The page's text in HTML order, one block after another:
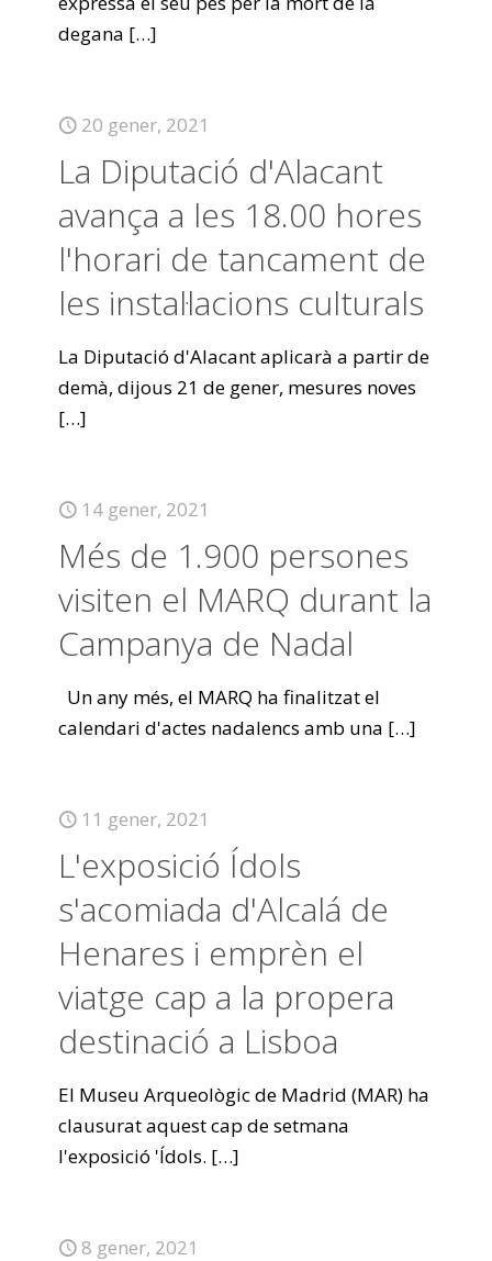
degana […]
20 gener, 2021
La Diputació d'Alacant
avança a les 18.00 hores
l'horari de tancament de
les instal·lacions culturals
La Diputació d'Alacant aplicarà a partir de
demà, dijous 21 de gener, mesures noves
[…]
14 gener, 2021
Més de 1.900 persones
visiten el MARQ durant la
Campanya de Nadal
Un any més, el MARQ ha finalitzat el
calendari d'actes nadalencs amb una […]
11 gener, 2021
L'exposició Ídols
s'acomiada d'Alcalá de
Henares i emprèn el
viatge cap a la propera
destinació a Lisboa
El Museu Arqueològic de Madrid (MAR) ha
clausurat aquest cap de setmana
l'exposició 'Ídols. […]
8 gener, 2021